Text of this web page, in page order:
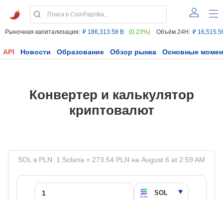
Рыночная капитализация: ₽ 186,313.58 B (0.23%) Объём 24H: ₽
API Новости Образование Обзор рынка Основные
Конвертер и калькулятор
криптовалют
SOL в PLN: 1 Solana = 273.54 PLN на August 6 at 2:59 AM